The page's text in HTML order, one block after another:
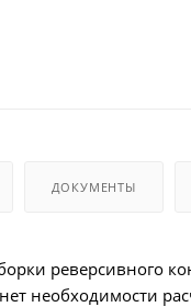
ДОКУМЕНТЫ
реверсивного
необходимости